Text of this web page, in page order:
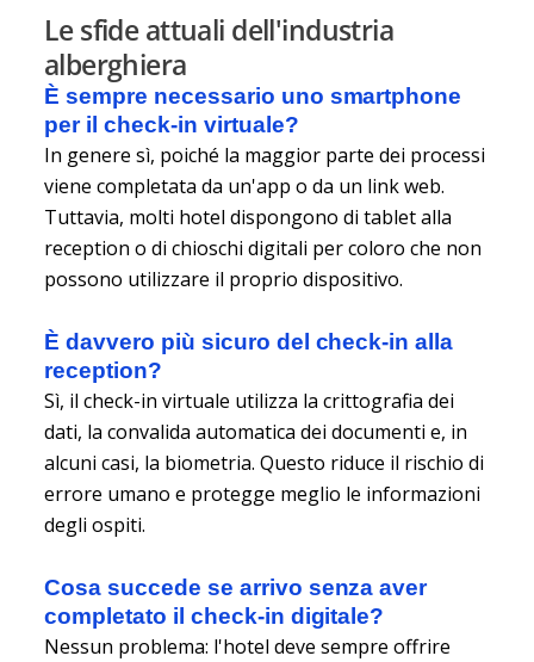
Le sfide attuali dell'industria
alberghiera
È sempre necessario uno smartphone
per il check-in virtuale?
In genere sì, poiché la maggior parte dei processi
viene completata da un'app o da un link web.
Tuttavia, molti hotel dispongono di tablet alla
reception o di chioschi digitali per coloro che non
possono utilizzare il proprio dispositivo.
È davvero più sicuro del check-in alla
reception?
Sì, il check-in virtuale utilizza la crittografia dei
dati, la convalida automatica dei documenti e, in
alcuni casi, la biometria. Questo riduce il rischio di
errore umano e protegge meglio le informazioni
degli ospiti.
Cosa succede se arrivo senza aver
completato il check-in digitale?
Nessun problema: l'hotel deve sempre offrire